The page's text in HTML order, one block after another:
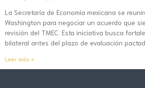
La Secretaría de Economía mexicana se
Washington para negociar un acuerdo que
revisión del TMEC. Esta iniciativa busca
bilateral antes del plazo de evaluación
Leer más »